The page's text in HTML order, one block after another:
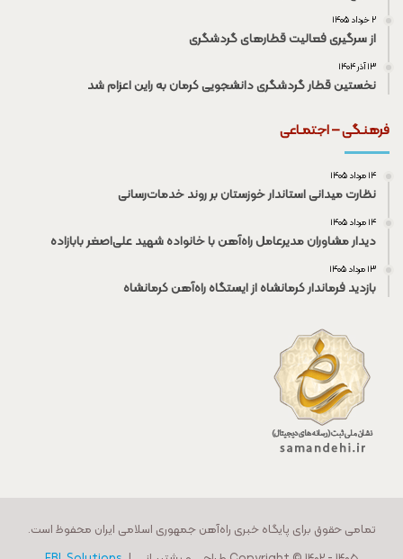
۲ خرداد ۱۴۰۵
از سرگیری فعالیت قطار‌های گردشگری
۱۳ آذر ۱۴۰۴
نخستین قطار گردشگری دانشجویی کرمان به راین اعزام شد
فرهنـگی – اجتمـاعی
۱۴ مرداد ۱۴۰۵
نظارت میدانی استاندار خوزستان بر روند خدمات‌رسانی
۱۴ مرداد ۱۴۰۵
دیدار مشاوران مدیرعامل راه‌آهن با خانواده شهید علی‌اصغر بابازاده
۱۳ مرداد ۱۴۰۵
بازدید فرماندار کرمانشاه از ایستگاه راه‌آهن کرمانشاه
تمامی حقوق برای پایگاه خبری راه‌آهن جمهوری اسلامی ایران محفوظ است.